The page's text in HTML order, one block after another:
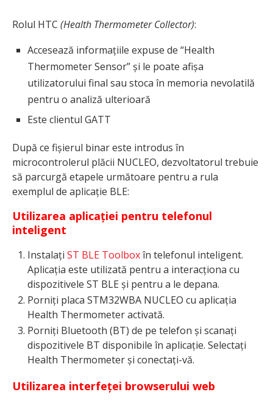
Rolul HTC (Health Thermometer Collector):
Accesează informațiile expuse de “Health
Thermometer Sensor” și le poate afișa
utilizatorului final sau stoca în memoria nevolatilă
pentru o analiză ulterioară
Este clientul GATT
După ce fișierul binar este introdus în
microcontrolerul plăcii NUCLEO, dezvoltatorul trebuie
să parcurgă etapele următoare pentru a rula
exemplul de aplicație BLE:
Utilizarea aplicației pentru telefonul
inteligent
Instalați ST BLE Toolboxîn telefonul inteligent.
Aplicația este utilizată pentru a interacționa cu
dispozitivele ST BLE și pentru a le depana.
Porniți placa STM32WBA NUCLEO cu aplicația
Health Thermometer activată.
Porniți Bluetooth (BT) de pe telefon și scanați
dispozitivele BT disponibile în aplicație. Selectați
Health Thermometer și conectați-vă.
Utilizarea interfeței browserului web